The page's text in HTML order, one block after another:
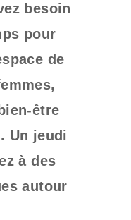
besoin
pour
de
être
Un jeudi
à des
autour